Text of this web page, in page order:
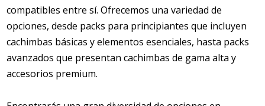
compatibles entre sí. Ofrecemos una variedad de
opciones, desde packs para principiantes que incluyen
cachimbas básicas y elementos esenciales, hasta packs
avanzados que presentan cachimbas de gama alta y
accesorios premium.